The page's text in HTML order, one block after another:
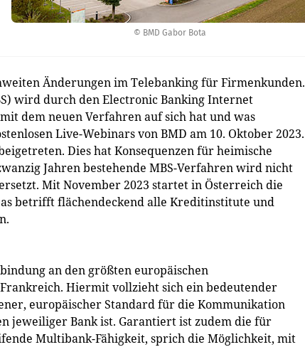
© BMD Gabor Bota
Änderungen im Telebanking für Firmenkunden.
wird durch den Electronic Banking Internet
dem neuen Verfahren auf sich hat und was
Live-Webinars von BMD am 10. Oktober 2023.
Dies hat Konsequenzen für heimische
Jahren bestehende MBS-Verfahren wird nicht
Mit November 2023 startet in Österreich die
betrifft flächendeckend alle Kreditinstitute und
an den größten europäischen
Hiermit vollzieht sich ein bedeutender
europäischer Standard für die Kommunikation
jeweiliger Bank ist. Garantiert ist zudem die für
Multibank-Fähigkeit, sprich die Möglichkeit, mit